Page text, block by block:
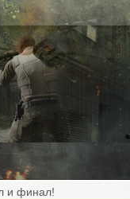
и финал!